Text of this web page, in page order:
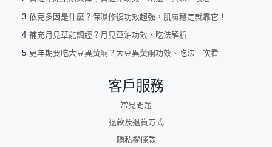
依克多因是什麼？保濕修復功效超強，肌膚穩定就靠它！
補充月見草能調經？月見草油功效、吃法解析
更年期要吃大豆異黃酮？大豆異黃酮功效、吃法一次看
客戶服務
常見問題
退款及退貨方式
隱私權條款